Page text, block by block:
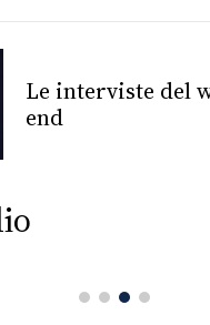
Le interviste del
end